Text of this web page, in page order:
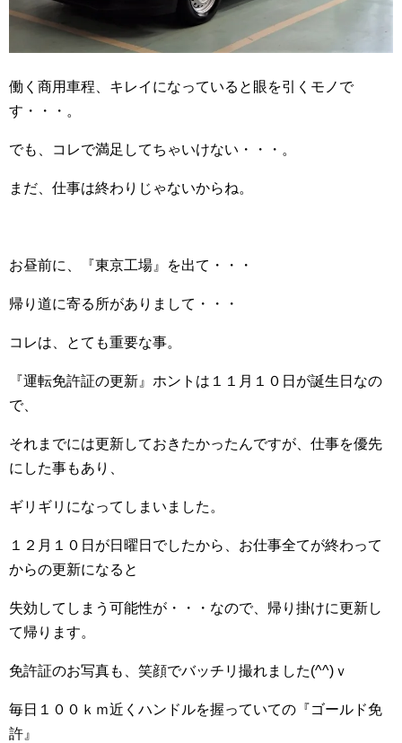
働く商用車程、キレイになっていると眼を引くモノで
す・・・。
でも、コレで満足してちゃいけない・・・。
まだ、仕事は終わりじゃないからね。
お昼前に、『東京工場』を出て・・・
帰り道に寄る所がありまして・・・
コレは、とても重要な事。
『運転免許証の更新』ホントは１１月１０日が誕生日なの
で、
それまでには更新しておきたかったんですが、仕事を優先
にした事もあり、
ギリギリになってしまいました。
１２月１０日が日曜日でしたから、お仕事全てが終わって
からの更新になると
失効してしまう可能性が・・・なので、帰り掛けに更新し
て帰ります。
免許証のお写真も、笑顔でバッチリ撮れました(^^)ｖ
毎日１００ｋｍ近くハンドルを握っていての『ゴールド免
許』